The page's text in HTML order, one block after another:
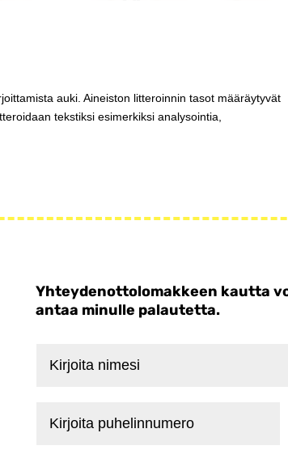
auki. Aineiston litteroinnin tasot määräytyvät
tekstiksi esimerkiksi analysointia,
Yhteydenottolomakkeen kautta
antaa minulle palautetta.
nimesi
puhelinnumero